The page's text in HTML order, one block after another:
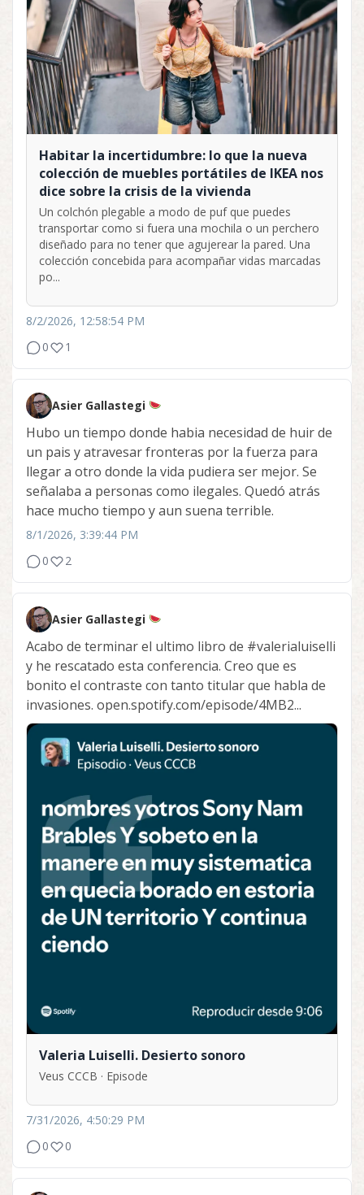
Habitar la incertidumbre: lo que la nueva
colección de muebles portátiles de IKEA nos
dice sobre la crisis de la vivienda
Un colchón plegable a modo de puf que puedes
transportar como si fuera una mochila o un perchero
diseñado para no tener que agujerear la pared. Una
colección concebida para acompañar vidas marcadas
po...
8/2/2026, 12:58:54 PM
0
1
Asier Gallastegi
Hubo un tiempo donde habia necesidad de huir de
un pais y atravesar fronteras por la fuerza para
llegar a otro donde la vida pudiera ser mejor. Se
señalaba a personas como ilegales. Quedó atrás
hace mucho tiempo y aun suena terrible.
8/1/2026, 3:39:44 PM
0
2
Asier Gallastegi
Acabo de terminar el ultimo libro de #valerialuiselli
y he rescatado esta conferencia. Creo que es
bonito el contraste con tanto titular que habla de
invasiones. open.spotify.com/episode/4MB2...
Valeria Luiselli. Desierto sonoro
Veus CCCB · Episode
7/31/2026, 4:50:29 PM
0
0